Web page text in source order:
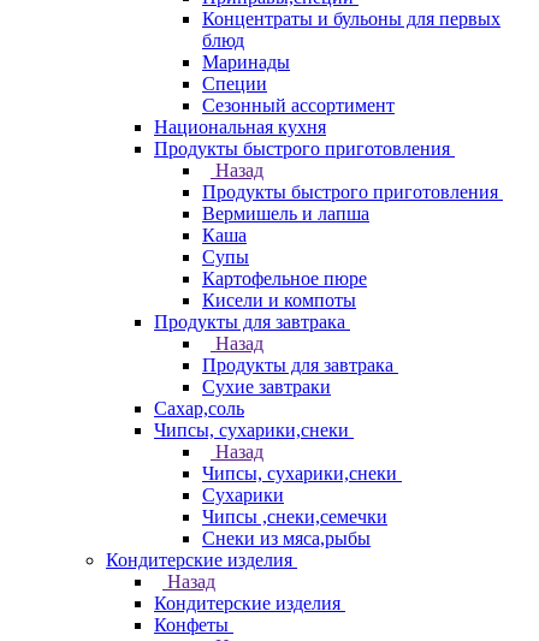
Концентраты и бульоны для первых
блюд
Маринады
Специи
Сезонный ассортимент
Национальная кухня
Продукты быстрого приготовления
Назад
Продукты быстрого приготовления
Вермишель и лапша
Каша
Супы
Картофельное пюре
Кисели и компоты
Продукты для завтрака
Назад
Продукты для завтрака
Сухие завтраки
Сахар,соль
Чипсы, сухарики,снеки
Назад
Чипсы, сухарики,снеки
Сухарики
Чипсы ,снеки,семечки
Снеки из мяса,рыбы
Кондитерские изделия
Назад
Кондитерские изделия
Конфеты